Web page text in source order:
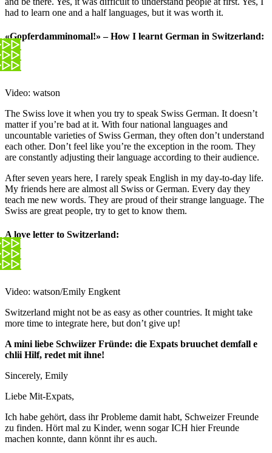
had to learn one and a half languages, but it was worth it.
«Gopferdamminomal!» – How I learnt German in Switzerland:
Video: watson
The Swiss love it when you try to speak Swiss German. It doesn’t
matter if you’re bad at it. With four national languages and
uncountable varieties of Swiss German, they often don’t understand
each other. Don’t feel like you’re the exception in the room. They
are constantly adjusting their language according to their audience.
After seven years here, I rarely speak English in my day-to-day life.
My friends here are almost all Swiss or German. Every day they
teach me new words. They are proud of their strange language. The
Swiss are great people, try to get to know them.
A love letter to Switzerland:
Video: watson/Emily Engkent
Switzerland might not be as easy as other countries. It might take
more time to integrate here, but don’t give up!
A mini liebe Schwiizer Fründe: die Expats bruuchet demfall e
chlii Hilf, redet mit ihne!
Sincerely, Emily
Liebe Mit-Expats,
Ich habe gehört, dass ihr Probleme damit habt, Schweizer Freunde
zu finden. Hört mal zu Kinder, wenn sogar ICH hier Freunde
machen konnte, dann könnt ihr es auch.